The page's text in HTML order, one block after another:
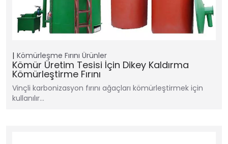
Kömürleşme Fırını Ürünler
Kömür Üretim Tesisi İçin Dikey Kaldırma
Kömürleştirme Fırını
Vinçli karbonizasyon fırını ağaçları kömürleştirmek için
kullanılır…